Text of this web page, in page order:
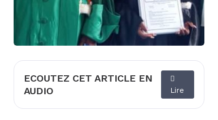
ECOUTEZ CET ARTICLE EN
AUDIO
Lire